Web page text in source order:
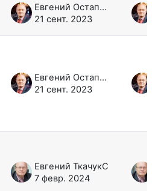
Евгений Остапович Ткачук
21 сент. 2023
Евгений Остапович Ткачук
21 сент. 2023
Евгений ТкачукС
7 февр. 2024